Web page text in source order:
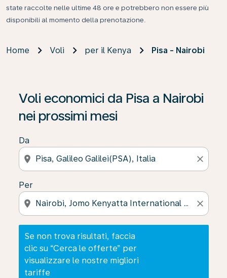
state raccolte nelle ultime 48 ore e potrebbero non essere più
disponibili al momento della prenotazione.
Home Voli per il Kenya Pisa - Nairobi
Voli economici da Pisa a Nairobi
nei prossimi mesi
Da
location_on close
Per
location_on close
Se non trova risultati, faccia
clic su “Cerca le offerte” per
visualizzare le nostre migliori
tariffe
Se non trova risultati, faccia clic su “Cerca le offerte”